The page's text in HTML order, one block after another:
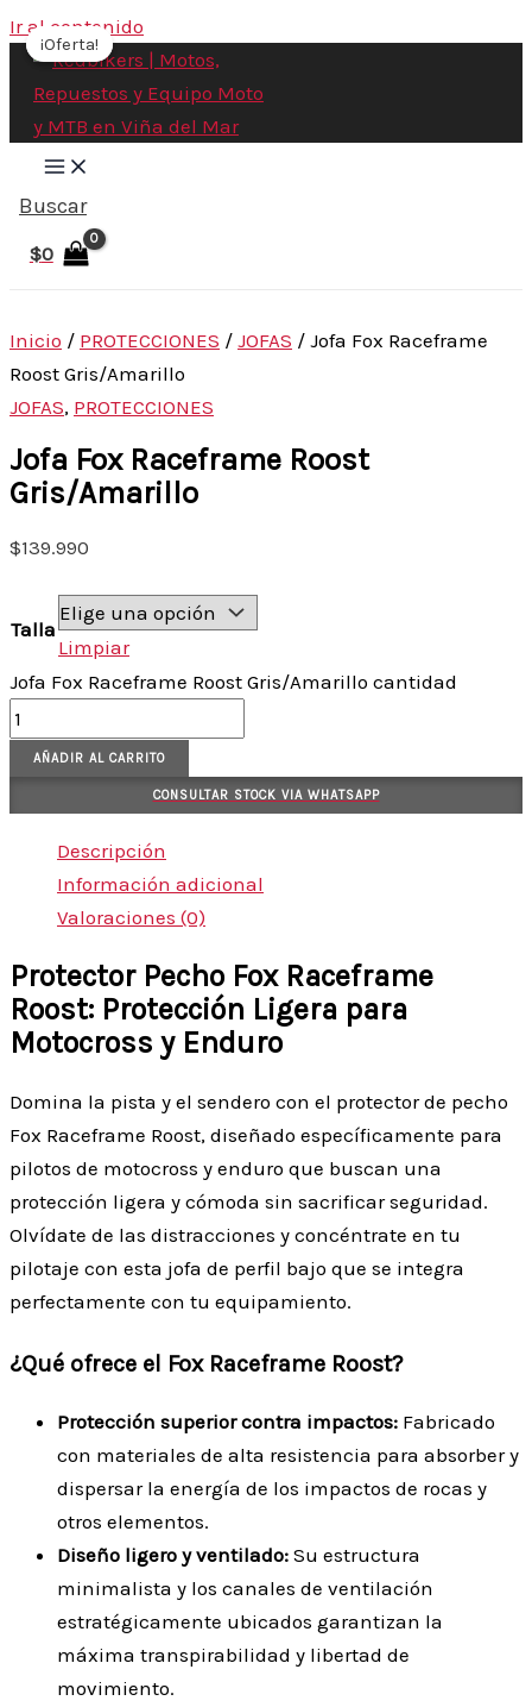
Ir al contenido
Buscar
$0
Inicio / PROTECCIONES / JOFAS / Jofa Fox Raceframe
Roost Gris/Amarillo
JOFAS, PROTECCIONES
Jofa Fox Raceframe Roost
Gris/Amarillo
$139.990
Talla
Limpiar
Jofa Fox Raceframe Roost Gris/Amarillo cantidad
AÑADIR AL CARRITO
CONSULTAR STOCK VIA WHATSAPP
Descripción
Información adicional
Valoraciones (0)
Protector Pecho Fox Raceframe
Roost: Protección Ligera para
Motocross y Enduro
Domina la pista y el sendero con el protector de pecho
Fox Raceframe Roost, diseñado específicamente para
pilotos de motocross y enduro que buscan una
protección ligera y cómoda sin sacrificar seguridad.
Olvídate de las distracciones y concéntrate en tu
pilotaje con esta jofa de perfil bajo que se integra
perfectamente con tu equipamiento.
¿Qué ofrece el Fox Raceframe Roost?
Protección superior contra impactos: Fabricado
con materiales de alta resistencia para absorber y
dispersar la energía de los impactos de rocas y
otros elementos.
Diseño ligero y ventilado: Su estructura
minimalista y los canales de ventilación
estratégicamente ubicados garantizan la
máxima transpirabilidad y libertad de
movimiento.
¡Oferta!
¡Oferta!